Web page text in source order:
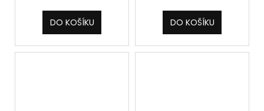
DO KOŠÍKU DO KOŠÍKU
č